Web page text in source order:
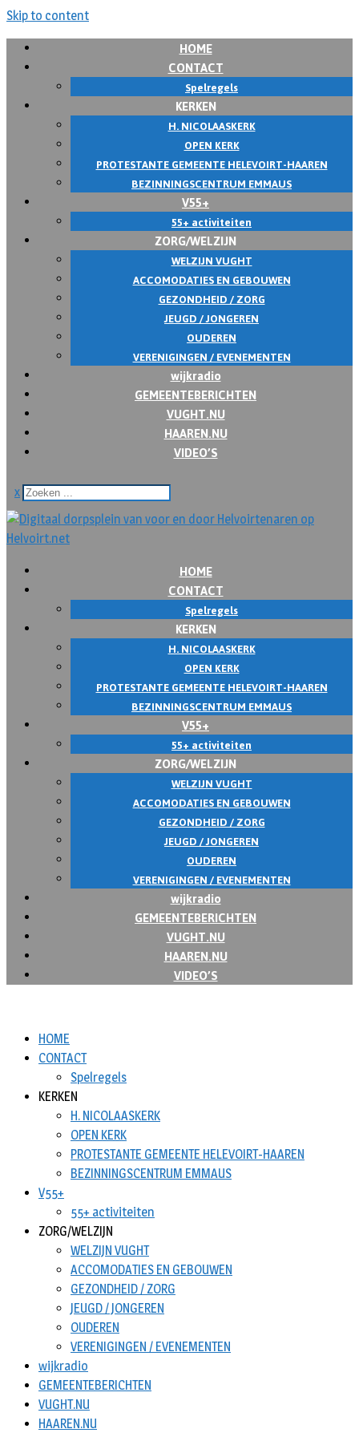
Skip to content
HOME
CONTACT
Spelregels
KERKEN
H. NICOLAASKERK
OPEN KERK
PROTESTANTE GEMEENTE HELEVOIRT-HAAREN
BEZINNINGSCENTRUM EMMAUS
V55+
55+ activiteiten
ZORG/WELZIJN
WELZIJN VUGHT
ACCOMODATIES EN GEBOUWEN
GEZONDHEID / ZORG
JEUGD / JONGEREN
OUDEREN
VERENIGINGEN / EVENEMENTEN
wijkradio
GEMEENTEBERICHTEN
VUGHT.NU
HAAREN.NU
VIDEO’S
x
HOME
CONTACT
Spelregels
KERKEN
H. NICOLAASKERK
OPEN KERK
PROTESTANTE GEMEENTE HELEVOIRT-HAAREN
BEZINNINGSCENTRUM EMMAUS
V55+
55+ activiteiten
ZORG/WELZIJN
WELZIJN VUGHT
ACCOMODATIES EN GEBOUWEN
GEZONDHEID / ZORG
JEUGD / JONGEREN
OUDEREN
VERENIGINGEN / EVENEMENTEN
wijkradio
GEMEENTEBERICHTEN
VUGHT.NU
HAAREN.NU
VIDEO’S
HOME
CONTACT
Spelregels
KERKEN
H. NICOLAASKERK
OPEN KERK
PROTESTANTE GEMEENTE HELEVOIRT-HAAREN
BEZINNINGSCENTRUM EMMAUS
V55+
55+ activiteiten
ZORG/WELZIJN
WELZIJN VUGHT
ACCOMODATIES EN GEBOUWEN
GEZONDHEID / ZORG
JEUGD / JONGEREN
OUDEREN
VERENIGINGEN / EVENEMENTEN
wijkradio
GEMEENTEBERICHTEN
VUGHT.NU
HAAREN.NU